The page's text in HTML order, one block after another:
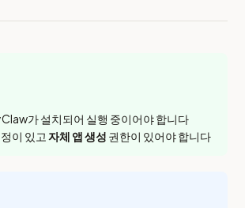
가 설치되어 실행 중이어야 합니다
이 있고 자체 앱 생성 권한이 있어야 합니다